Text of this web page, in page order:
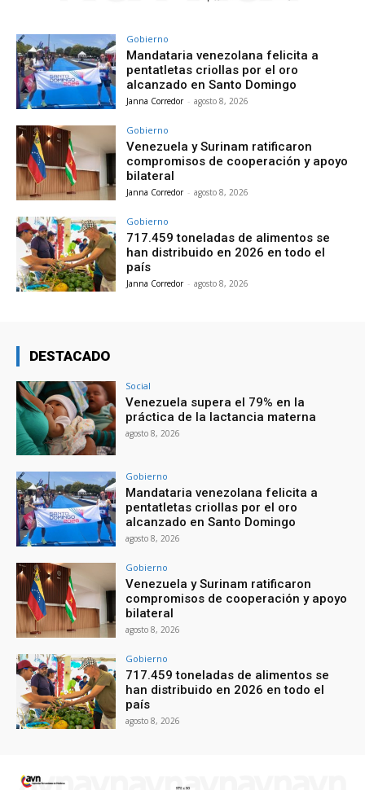
Gobierno
Mandataria venezolana felicita a
pentatletas criollas por el oro
alcanzado en Santo Domingo
Janna Corredor - agosto 8, 2026
Gobierno
Venezuela y Surinam ratificaron
compromisos de cooperación y apoyo
bilateral
Janna Corredor - agosto 8, 2026
Gobierno
717.459 toneladas de alimentos se
han distribuido en 2026 en todo el
país
Janna Corredor - agosto 8, 2026
DESTACADO
Social
Venezuela supera el 79% en la
práctica de la lactancia materna
agosto 8, 2026
Gobierno
Mandataria venezolana felicita a
pentatletas criollas por el oro
alcanzado en Santo Domingo
agosto 8, 2026
Gobierno
Venezuela y Surinam ratificaron
compromisos de cooperación y apoyo
bilateral
agosto 8, 2026
Gobierno
717.459 toneladas de alimentos se
han distribuido en 2026 en todo el
país
agosto 8, 2026